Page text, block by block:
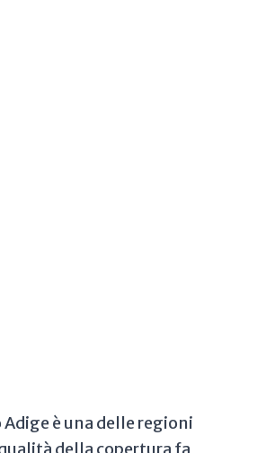
è una delle regioni